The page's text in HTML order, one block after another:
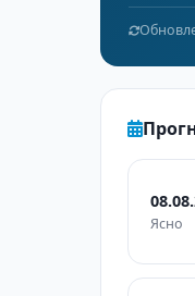
Ясно